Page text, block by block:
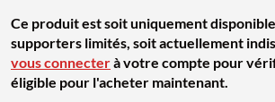
Ce produit est soit uniquement
supporters limités, soit actuellement
vous connecterà votre compte pour
éligible pour l'acheter maintenant.